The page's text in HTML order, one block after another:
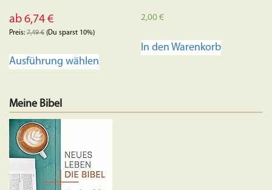
ab 6,74 €
Preis: 7,49€ (Du sparst 10%)
Ausführung wählen
Varianten
können
2,00€
In den Warenkorb
Meine Bibel